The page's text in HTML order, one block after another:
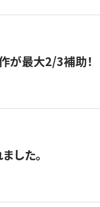
が最大2/3補助！
した。